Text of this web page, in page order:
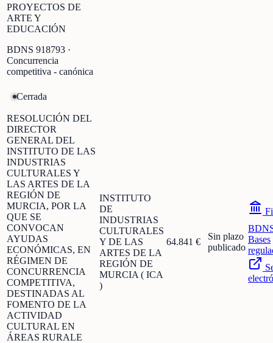
PROYECTOS DE
ARTE Y
EDUCACIÓN
BDNS 918793 ·
Concurrencia
competitiva - canónica
Cerrada
RESOLUCIÓN DEL
DIRECTOR
GENERAL DEL
INSTITUTO DE LAS
INDUSTRIAS
CULTURALES Y
LAS ARTES DE LA
REGIÓN DE
MURCIA, POR LA
QUE SE
CONVOCAN
AYUDAS
ECONÓMICAS, EN
RÉGIMEN DE
CONCURRENCIA
COMPETITIVA,
DESTINADAS AL
FOMENTO DE LA
ACTIVIDAD
CULTURAL EN
ÁREAS RURALE
INSTITUTO
DE
INDUSTRIAS
CULTURALES
Y DE LAS
ARTES DE LA
REGIÓN DE
MURCIA ( ICA
)
64.841 €
Sin plazo
publicado
Bases